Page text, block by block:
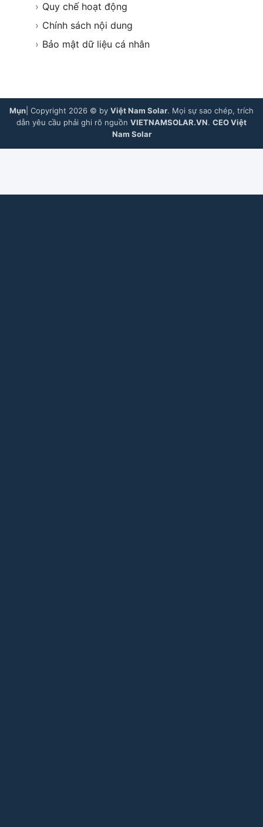
› Quy chế hoạt động
› Chính sách nội dung
› Bảo mật dữ liệu cá nhân
Mụn | Copyright 2026 © by Việt Nam Solar. Mọi sự sao chép, trích
dẫn yêu cầu phải ghi rõ nguồn VIETNAMSOLAR.VN. CEO Việt
Nam Solar